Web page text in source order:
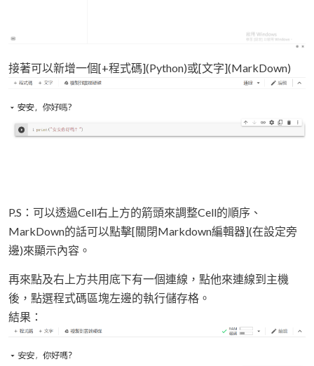
接著可以新增一個[+程式碼](Python)或[文字](MarkDown)
P.S：可以透過Cell右上方的箭頭來調整Cell的順序、
MarkDown的話可以點擊[關閉Markdown編輯器](在設定旁
邊)來顯示內容。
再來點及右上方共用底下有一個連線，點他來連線到主機
後，點選程式碼區塊左邊的執行儲存格。
結果：